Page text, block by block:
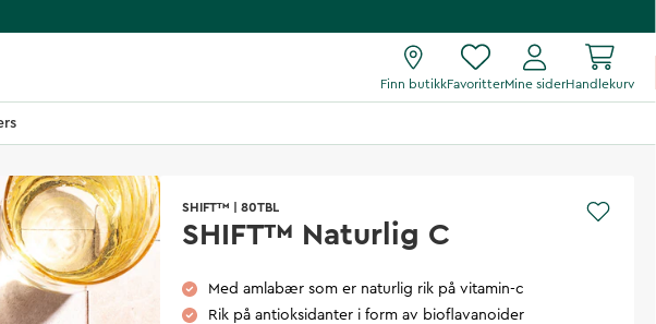
Finn butikkFavoritterMine siderHandlekurv
SHIFT™ 80TBL
SHIFT™ Naturlig C
Med amlabær som er naturlig rik på vitamin-c
Rik på antioksidanter i form av bioflavanoider